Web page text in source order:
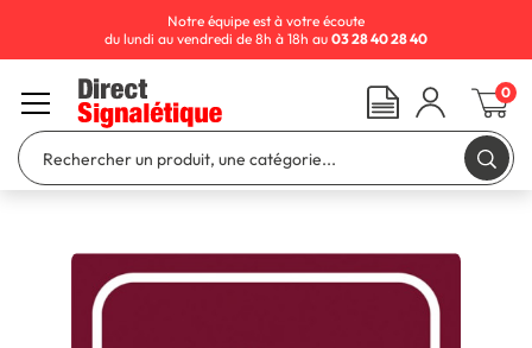
Notre équipe est à votre écoute
du lundi au vendredi de 8h à 18h au 03 28 40 28 40
0